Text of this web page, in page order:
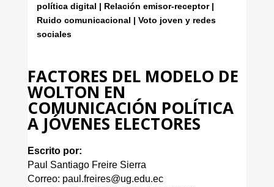
política digital | Relación emisor-receptor |
Ruido comunicacional | Voto joven y redes
sociales
FACTORES DEL MODELO DE
WOLTON EN
COMUNICACIÓN POLÍTICA
A JÓVENES ELECTORES
Escrito por:
Paul Santiago Freire Sierra
Correo: paul.freires@ug.edu.ec